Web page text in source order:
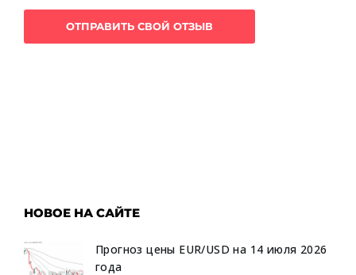
НОВОЕ НА САЙТЕ
Прогноз цены EUR/USD на 14 июля 2026
года